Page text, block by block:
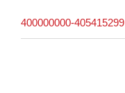
400000000-405415299